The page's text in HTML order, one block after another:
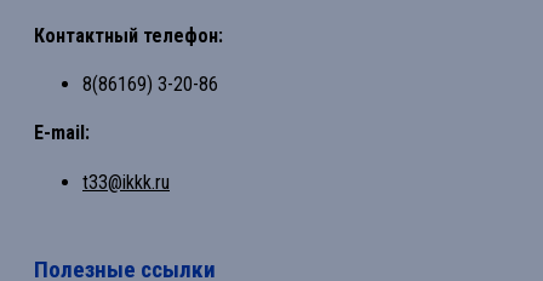
Контактный телефон:
8(86169) 3-20-86
E-mail:
t33@ikkk.ru
Полезные ссылки